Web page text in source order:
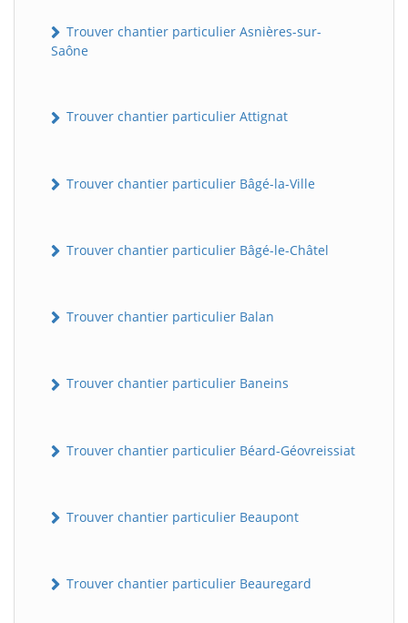
Trouver chantier particulier Asnières-sur-
Saône
Trouver chantier particulier Attignat
Trouver chantier particulier Bâgé-la-Ville
Trouver chantier particulier Bâgé-le-Châtel
Trouver chantier particulier Balan
Trouver chantier particulier Baneins
Trouver chantier particulier Béard-Géovreissiat
Trouver chantier particulier Beaupont
Trouver chantier particulier Beauregard